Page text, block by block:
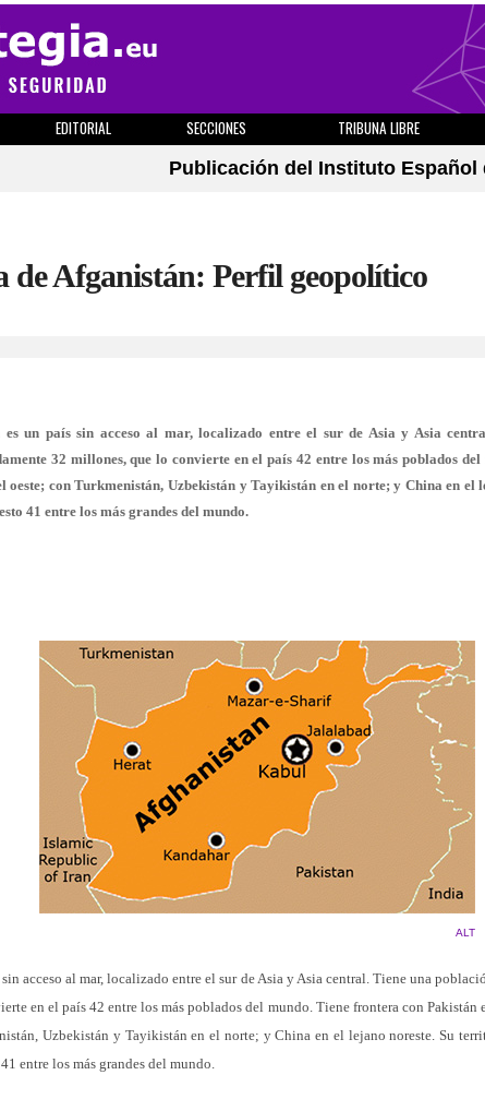
EDITORIAL SECCIONES TRIBUNA LIBRE
Publicación del Instituto Español
de Afganistán: Perfil geopolítico
es un país sin acceso al mar, localizado entre el sur de Asia y Asia
32 millones, que lo convierte en el país 42 entre los más poblados
oeste; con Turkmenistán, Uzbekistán y Tayikistán en el norte; y China en el
41 entre los más grandes del mundo.
ALT
acceso al mar, localizado entre el sur de Asia y Asia central. Tiene una
en el país 42 entre los más poblados del mundo. Tiene frontera con Pakistán
Uzbekistán y Tayikistán en el norte; y China en el lejano noreste. Su
entre los más grandes del mundo.